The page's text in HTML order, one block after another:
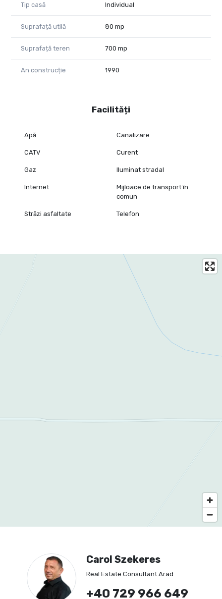
Tip casă Individual
Suprafață utilă 80 mp
Suprafață teren 700 mp
An construcție 1990
Facilități
Apă Canalizare
CATV Curent
Gaz Iluminat stradal
Internet
Mijloace de transport în
comun
Străzi asfaltate Telefon
Carol Szekeres
Real Estate Consultant Arad
+40 729 966 649